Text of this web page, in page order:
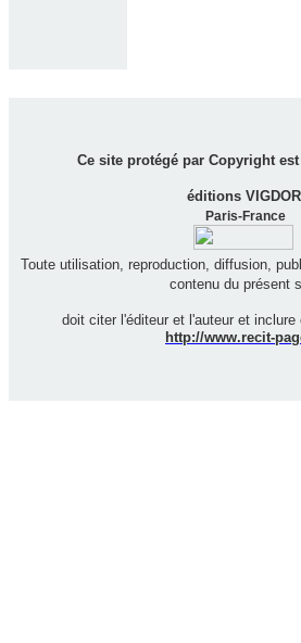
Ce site protégé par Copyright
éditions VIGDOR
Paris-France
Toute utilisation, reproduction, diffusion,
contenu du présent
doit citer l'éditeur et l'auteur et
http://www.recit-